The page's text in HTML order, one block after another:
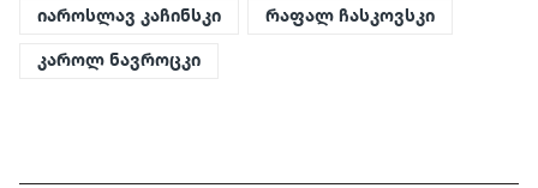
იაროსლავ კაჩინსკი რაფალ ჩასკოვსკი
კაროლ ნავროცკი